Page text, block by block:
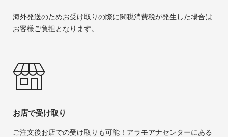
海外発送のためお受け取りの際に関税消費税が発生した場合は
お客様ご負担となります。
お店で受け取り
ご注文後お店での受け取りも可能！アラモアナセンターにある